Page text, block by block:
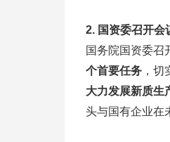
2. 国资委召开会
国务院国资委召
个首要任务 ，
大力发展新质生
头与国有企业在